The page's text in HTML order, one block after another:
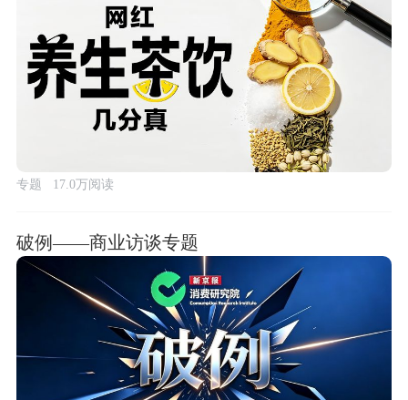
专题 17.0万阅读
破例——商业访谈专题